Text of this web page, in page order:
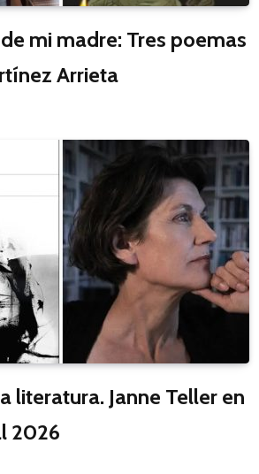
mi madre: Tres poemas
Arrieta
literatura. Janne Teller en
2026